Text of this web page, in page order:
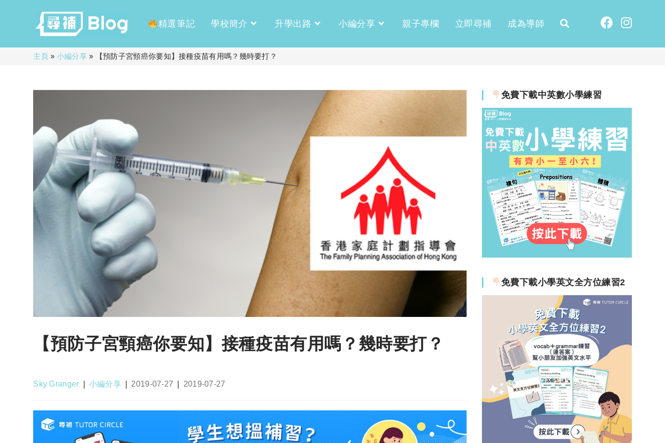
精選筆記 學校簡介 升學出路 小編分享 親子專欄 立即尋補 成為導師
主頁» 小編分享» 【預防子宮頸癌你要知】接種疫苗有用嗎？幾時要打？
【預防子宮頸癌你要知】接種疫苗有用嗎？幾時要打？
Post
Sky Granger
Post
小編分享
Post
2019-07-27
Post
2019-07-27
免費下載中英數小學練習
免費下載小學英文全方位練習2